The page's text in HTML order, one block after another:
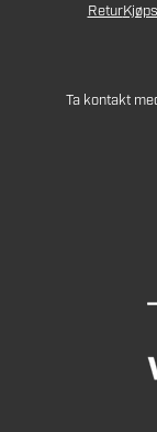
Retur
Ta kontakt